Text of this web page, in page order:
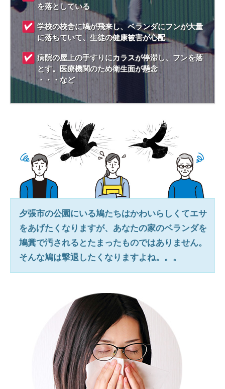
を落としている
学校の校舎に鳩が飛来し、ベランダにフンが大量
に落ちていて、生徒の健康被害が心配
病院の屋上の手すりにカラスが停滞し、フンを落
とす。医療機関のため衛生面が懸念
・・・など
夕張市の公園にいる鳩たちはかわいらしくてエサ
をあげたくなりますが、あなたの家のベランダを
鳩糞で汚されるとたまったものではありません。
そんな鳩は撃退したくなりますよね。。。